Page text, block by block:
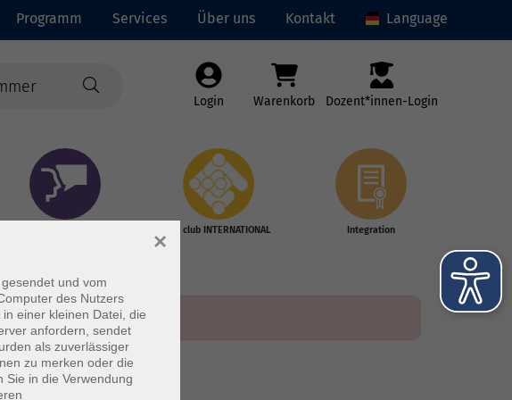
Programm Services Über uns Kontakt Language
Login Warenkorb Dozent*innen-Login
vhs club INTERNATIONAL Integration
und vom
des Nutzers
einer kleinen Datei, die
anfordern, sendet
als zuverlässiger
zu merken oder die
Sie in die Verwendung
×